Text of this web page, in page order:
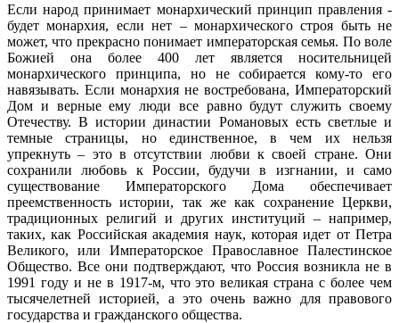
Если народ принимает монархический принцип правления -
будет монархия, если нет – монархического строя быть не
может, что прекрасно понимает императорская семья. По воле
Божией она более 400 лет является носительницей
монархического принципа, но не собирается кому-то его
навязывать. Если монархия не востребована, Императорский
Дом и верные ему люди все равно будут служить своему
Отечеству. В истории династии Романовых есть светлые и
темные страницы, но единственное, в чем их нельзя
упрекнуть – это в отсутствии любви к своей стране. Они
сохранили любовь к России, будучи в изгнании, и само
существование Императорского Дома обеспечивает
преемственность истории, так же как сохранение Церкви,
традиционных религий и других институций – например,
таких, как Российская академия наук, которая идет от Петра
Великого, или Императорское Православное Палестинское
Общество. Все они подтверждают, что Россия возникла не в
1991 году и не в 1917-м, что это великая страна с более чем
тысячелетней историей, а это очень важно для правового
государства и гражданского общества.